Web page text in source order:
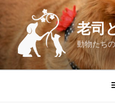
ン
テ
老司
動物たち